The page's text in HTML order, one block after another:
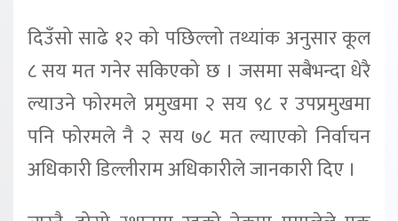
दिउँसो साढे १२ को पछिल्लो तथ्यांक अनुसार कूल
८ सय मत गनेर सकिएको छ । जसमा सबैभन्दा धेरै
ल्याउने फोरमले प्रमुखमा २ सय ९८ र उपप्रमुखमा
पनि फोरमले नै २ सय ७८ मत ल्याएको निर्वाचन
अधिकारी डिल्लीराम अधिकारीले जानकारी दिए ।